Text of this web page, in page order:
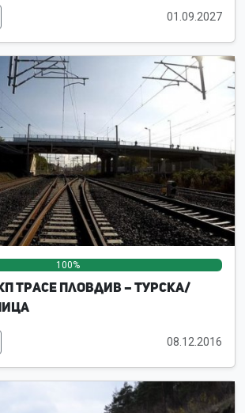
01.09.2027
100%
трасе Пловдив – турска/
08.12.2016